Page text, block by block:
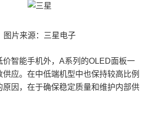
图片来源：三星电子
价智能手机外，A系列的OLED面板一
应。在中低端机型中也保持较高比例
原因，在于确保稳定质量和维护内部供